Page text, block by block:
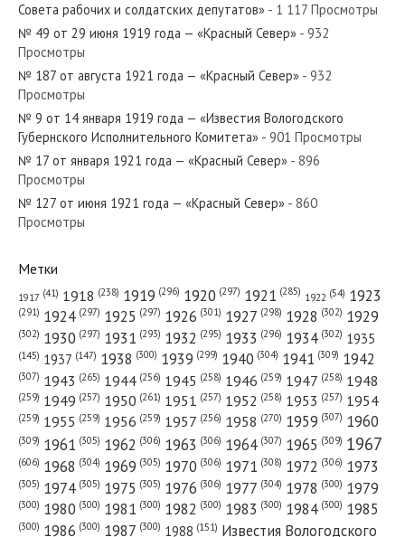
№ 244 от октября 1982 года — «Красный Север»
№ 296 от декабря 1967 года — «Красный Север»
№ 182 от августа 1926 года — «Красный Север»
№ 149 от июня 1980 года — «Красный Север»
№ 26 от января 1982 года — «Красный Север»
Совета рабочих и солдатских депутатов» - 1 117 Просмотры
№ 49 от 29 июня 1919 года — «Красный Север» - 932
Просмотры
№ 187 от августа 1921 года — «Красный Север» - 932
Просмотры
№ 9 от 14 января 1919 года — «Известия Вологодского
Губернского Исполнительного Комитета» - 901 Просмотры
№ 17 от января 1921 года — «Красный Север» - 896
Просмотры
№ 127 от июня 1921 года — «Красный Север» - 860
Просмотры
Метки
1917 (41) 1918 (238) 1919 (296) 1920 (297) 1921 (285) 1922 (54) 1923
(291) 1924 (297) 1925 (297) 1926 (301) 1927 (298) 1928 (302) 1929
(302) 1930 (297) 1931 (293) 1932 (295) 1933 (296) 1934 (302) 1935
(145) 1937 (147) 1938 (300) 1939 (299) 1940 (304) 1941 (309) 1942
(307) 1943 (265) 1944 (256) 1945 (258) 1946 (259) 1947 (258) 1948
(259) 1949 (257) 1950 (261) 1951 (257) 1952 (258) 1953 (257) 1954
(259) 1955 (259) 1956 (259) 1957 (256) 1958 (270) 1959 (307) 1960
(309) 1961 (305) 1962 (306) 1963 (306) 1964 (307) 1965 (309) 1967
(606) 1968 (304) 1969 (305) 1970 (306) 1971 (308) 1972 (306) 1973
(305) 1974 (305) 1975 (305) 1976 (306) 1977 (304) 1978 (300) 1979
(300) 1980 (300) 1981 (300) 1982 (300) 1983 (300) 1984 (300) 1985
(300) 1986 (300) 1987 (300) 1988 (151) Известия Вологодского